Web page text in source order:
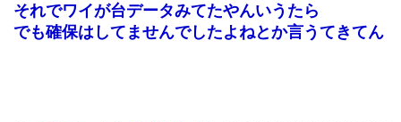
それでワイが台データみてたやんいうたら
でも確保はしてませんでしたよねとか言うてきてん